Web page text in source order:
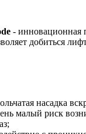
- инновационная
добиться
насадка
малый риск